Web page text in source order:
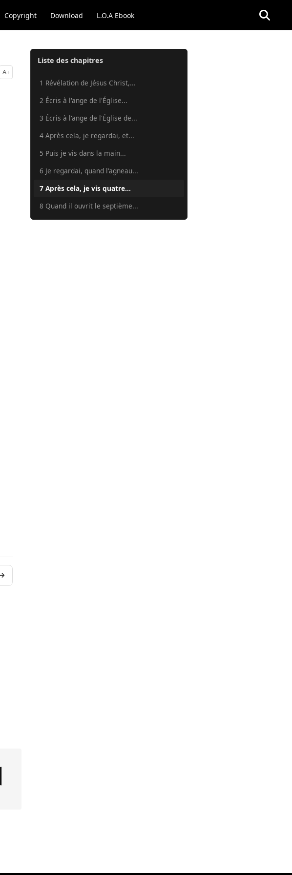
Copyright Download L.O.A Ebook
A+
Liste des chapitres
1 Révélation de Jésus Christ,...
2 Écris à l'ange de l'Église...
3 Écris à l'ange de l'Église de...
4 Après cela, je regardai, et...
5 Puis je vis dans la main...
6 Je regardai, quand l'agneau...
7 Après cela, je vis quatre...
8 Quand il ouvrit le septième...